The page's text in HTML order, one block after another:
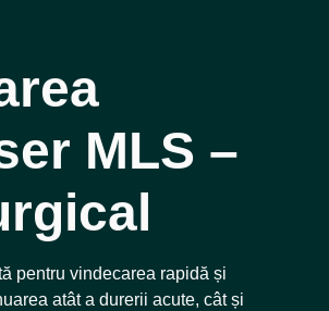
MLS –
pentru vindecarea rapidă și
atât a durerii acute, cât și